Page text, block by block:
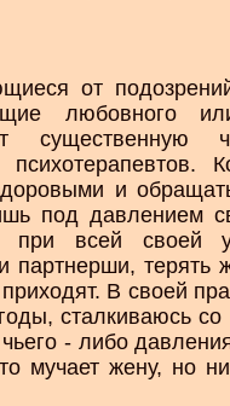
от
любовного
существенную
и
под давлением
при всей своей
партнерши, терять
В своей
сталкиваюсь со
- либо
мучает жену, но